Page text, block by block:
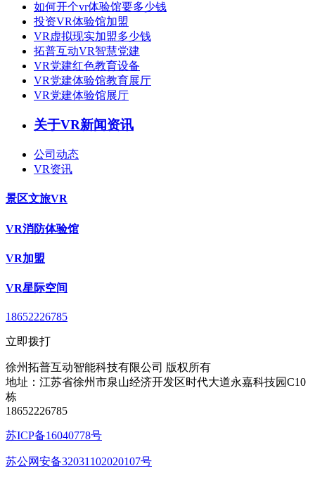
如何开个vr体验馆要多少钱
投资VR体验馆加盟
VR虚拟现实加盟多少钱
拓普互动VR智慧党建
VR党建红色教育设备
VR党建体验馆教育展厅
VR党建体验馆展厅
关于VR新闻资讯
公司动态
VR资讯
景区文旅VR
VR消防体验馆
VR加盟
VR星际空间
18652226785
立即拨打
徐州拓普互动智能科技有限公司 版权所有
地址：江苏省徐州市泉山经济开发区时代大道永嘉科技园C10
栋
18652226785
苏ICP备16040778号
苏公网安备32031102020107号